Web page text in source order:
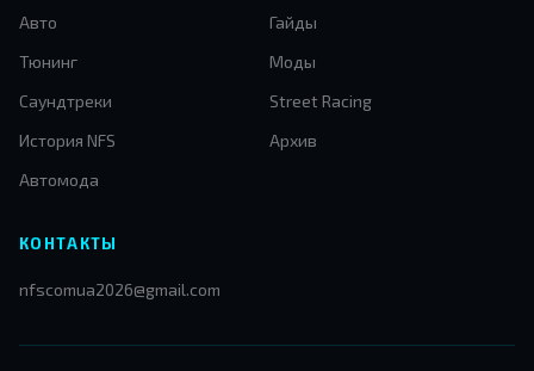
Авто
Гайды
Тюнинг
Моды
Саундтреки
Street Racing
История NFS
Архив
Автомода
КОНТАКТЫ
nfscomua2026@gmail.com